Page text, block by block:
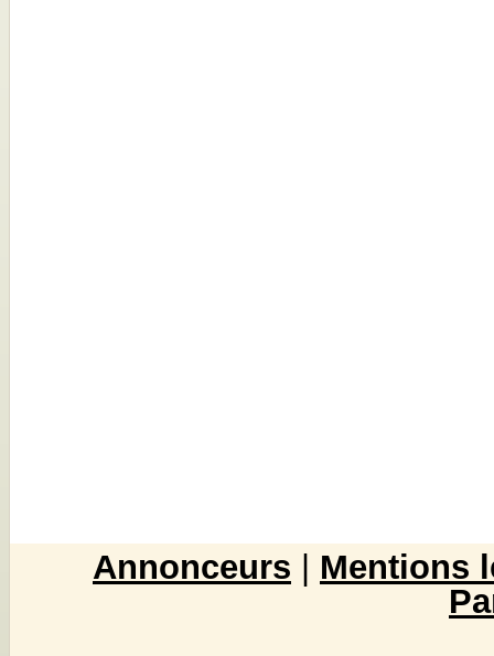
Annonceurs
Mentions